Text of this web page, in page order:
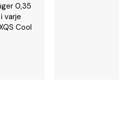
0,35
varje
Cool